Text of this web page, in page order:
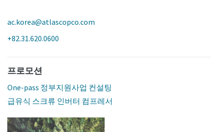
ac.korea@atlascopco.com
+82.31.620.0600
프로모션
One-pass 정부지원사업 컨설팅
급유식 스크류 인버터 컴프레서